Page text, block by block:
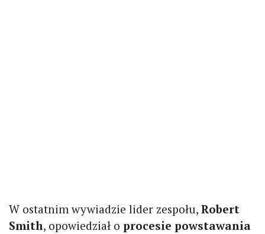
W ostatnim wywiadzie lider zespołu, Robert
Smith, opowiedział o procesie powstawania